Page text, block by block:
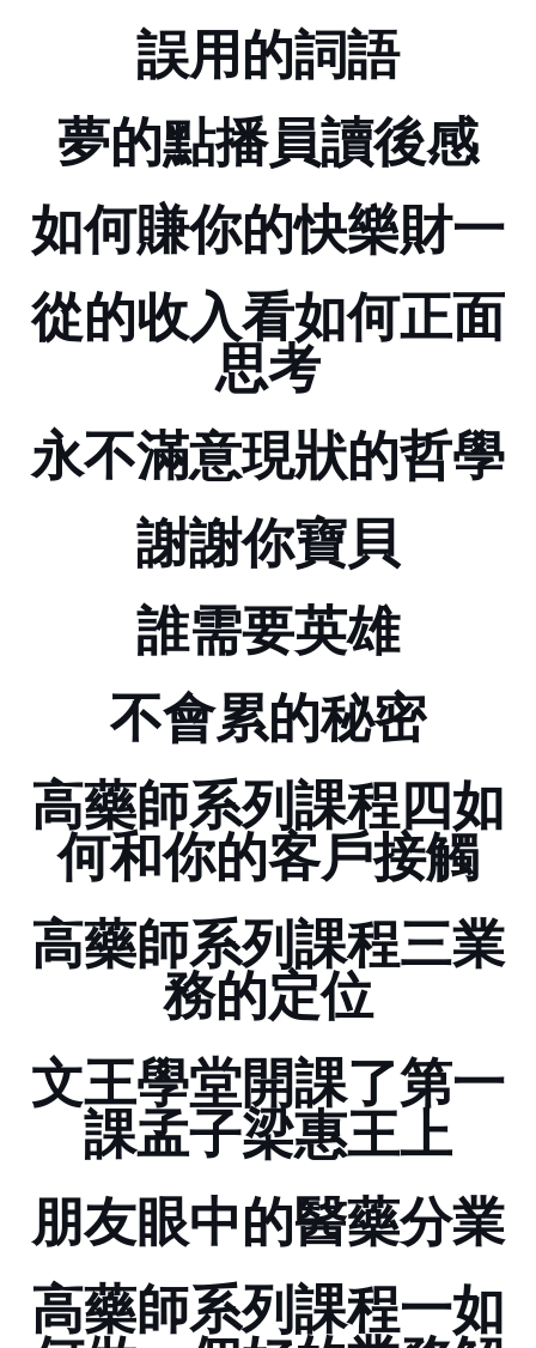
誤用的詞語
夢的點播員讀後感
如何賺你的快樂財(一)
從Adsense的收入看如何正面
思考
永不滿意現狀----Google的哲學!!!
謝謝你!!寶貝
誰需要英雄
不會累的秘密
高藥師系列課程四..............如
何和你的客戶接觸
高藥師系列課程三...............業
務的定位
文王學堂開課了......第一
課,孟子梁惠王上
朋友眼中的醫藥分業
高藥師系列課程一.........如